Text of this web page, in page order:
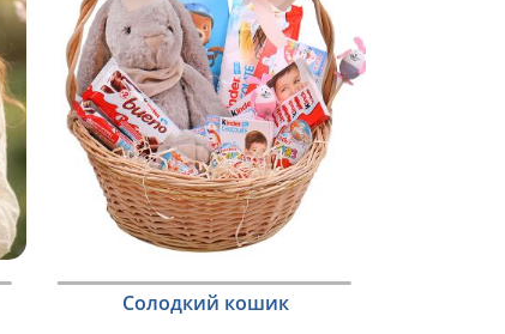
Cолодкий кошик